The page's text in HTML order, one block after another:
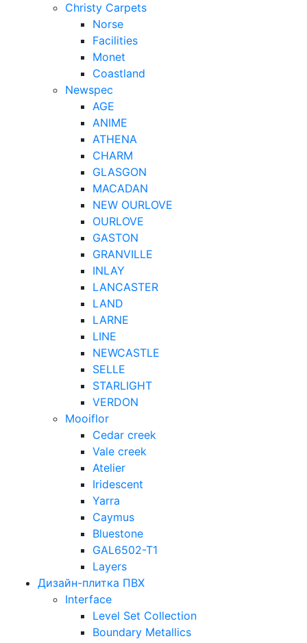
Christy Carpets
Norse
Facilities
Monet
Coastland
Newspec
AGE
ANIME
ATHENA
CHARM
GLASGON
MACADAN
NEW OURLOVE
OURLOVE
GASTON
GRANVILLE
INLAY
LANCASTER
LAND
LARNE
LINE
NEWCASTLE
SELLE
STARLIGHT
VERDON
Mooiflor
Cedar creek
Vale creek
Atelier
Iridescent
Yarra
Caymus
Bluestone
GAL6502-T1
Layers
Дизайн-плитка ПВХ
Interface
Level Set Collection
Boundary Metallics